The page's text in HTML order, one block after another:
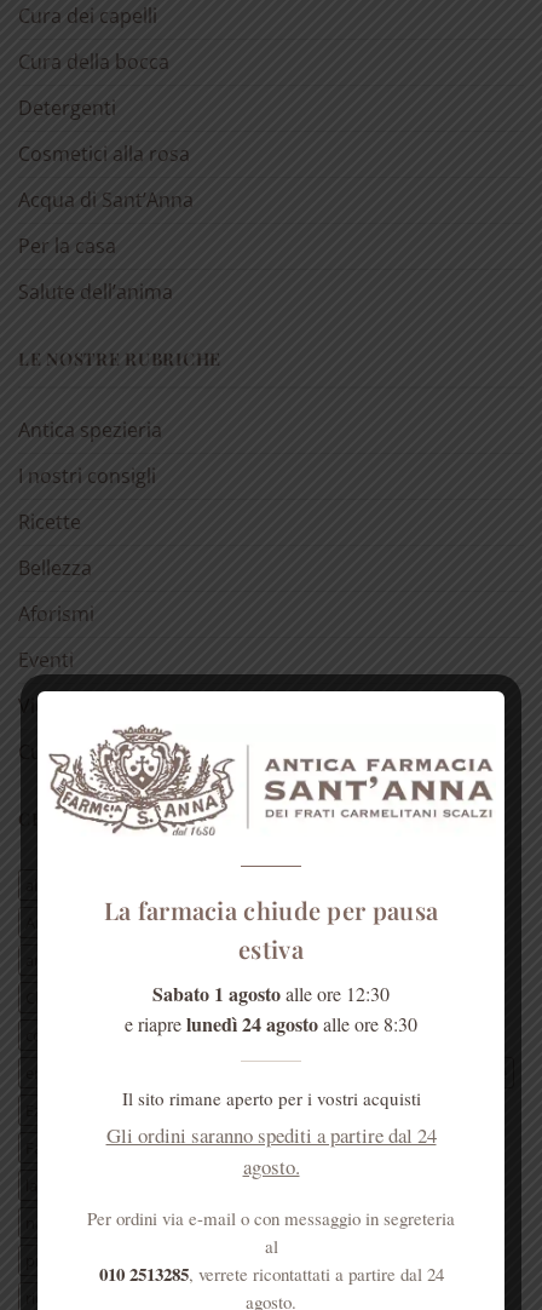
Cura dei capelli
Cura della bocca
Detergenti
Cosmetici alla rosa
Acqua di Sant’Anna
Per la casa
Salute dell’anima
LE NOSTRE RUBRICHE
Antica spezieria
I nostri consigli
Ricette
Bellezza
Aforismi
Eventi
Video
Curiosità
CERCA PER TAG ARTICOLI
Antica Farmacia Sant'Anna
Antica Farmacia Sant'Anna Genova
anticafarmaciasantannagenova
antica farmacia s’Anna
Chiesa di santAnna
Convento di Sant'Anna Genova
cosa fare a genova
eleuterococco
erba officinale
farmacia dei frati
farmacia Genova
Farmacia S’Anna
frate Ezio Genova
genovamorethanthis
mal di gola
padre Ezio padri carmelitani scalzi
pianta
prodotto erboristico
rimedi naturali
La farmacia chiude per pausa
estiva
Sabato 1 agostoalle ore 12:30
e riaprelunedì 24 agostoalle ore 8:30
Il sito rimane aperto per i vostri acquisti
Gli ordini saranno spediti a partire dal 24
agosto.
Per ordini via e-mail o con messaggio in segreteria
al
010 2513285, verrete ricontattati a partire dal 24
agosto.